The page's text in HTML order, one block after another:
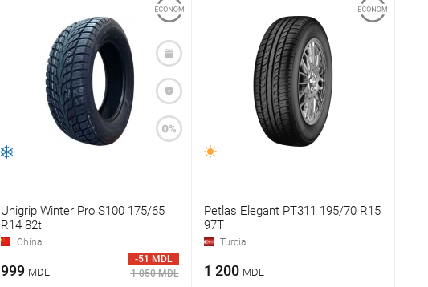
Unigrip Winter Pro S100 175/65
R14 82t
China
999 MDL
-51 MDL
1 050 MDL
Petlas Elegant PT311 195/70 R15
97T
Turcia
1 200 MDL